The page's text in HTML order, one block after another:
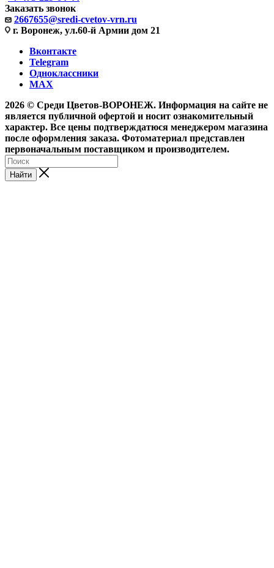
Заказать звонок
2667655@sredi-cvetov-vrn.ru
г. Воронеж, ул.60-й Армии дом 21
Вконтакте
Telegram
Одноклассники
MAX
2026 © Среди Цветов-ВОРОНЕЖ. Информация на сайте не
является публичной офертой и носит ознакомительный
характер. Все цены подтверждатюся менеджером магазина
после оформления заказа. Фотоматериал представлен
первоначальным поставщиком и производителем.
Найти